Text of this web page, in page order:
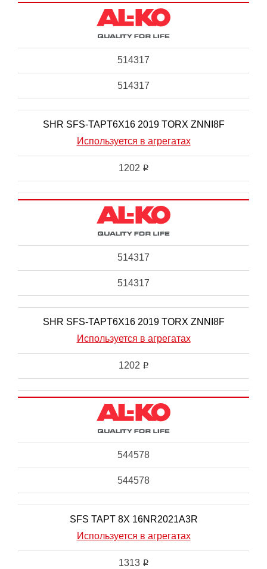
514317
514317
SHR SFS-TAPT6X16 2019 TORX ZNNI8F
Используется в агрегатах
1202 i
514317
514317
SHR SFS-TAPT6X16 2019 TORX ZNNI8F
Используется в агрегатах
1202 i
544578
544578
SFS TAPT 8X 16NR2021A3R
Используется в агрегатах
1313 i